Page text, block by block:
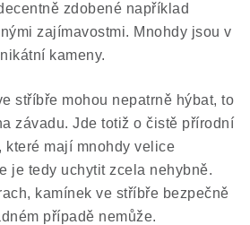
zdobené například
zajímavostmi. Mnohdy jsou v
kameny.
stříbře mohou nepatrně hýbat, to
závadu. Jde totiž o čistě přírodní
které mají mnohdy velice
je tedy uchytit zcela nehybně.
kamínek ve stříbře bezpečně
případě nemůže.